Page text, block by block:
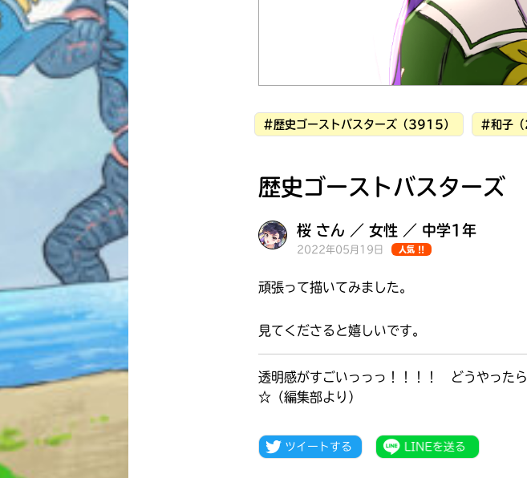
歴史ゴーストバスターズ
#歴史ゴーストバスターズ（3915） #和子
桜 さん ／ 女性 ／ 中学1年
2022年05月19日 人気 !!
頑張って描いてみました｡
見てくださると嬉しいです｡
透明感がすごいっっっ！！！！ どうやった
☆（編集部より）